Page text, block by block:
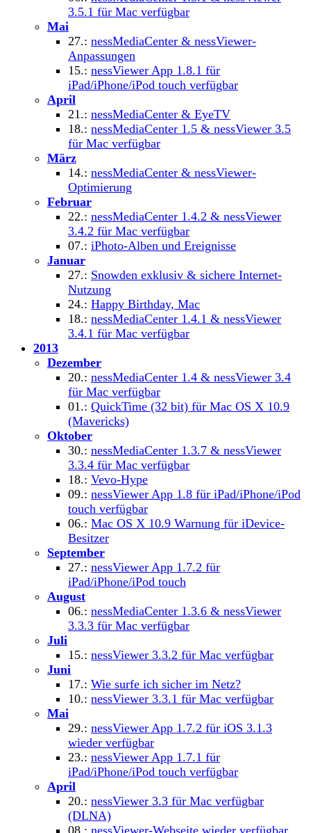
3.5.1 für Mac verfügbar
Mai
27.: nessMediaCenter & nessViewer-
Anpassungen
15.: nessViewer App 1.8.1 für
iPad/iPhone/iPod touch verfügbar
April
21.: nessMediaCenter & EyeTV
18.: nessMediaCenter 1.5 & nessViewer 3.5
für Mac verfügbar
März
14.: nessMediaCenter & nessViewer-
Optimierung
Februar
22.: nessMediaCenter 1.4.2 & nessViewer
3.4.2 für Mac verfügbar
07.: iPhoto-Alben und Ereignisse
Januar
27.: Snowden exklusiv & sichere Internet-
Nutzung
24.: Happy Birthday, Mac
18.: nessMediaCenter 1.4.1 & nessViewer
3.4.1 für Mac verfügbar
2013
Dezember
20.: nessMediaCenter 1.4 & nessViewer 3.4
für Mac verfügbar
01.: QuickTime (32 bit) für Mac OS X 10.9
(Mavericks)
Oktober
30.: nessMediaCenter 1.3.7 & nessViewer
3.3.4 für Mac verfügbar
18.: Vevo-Hype
09.: nessViewer App 1.8 für iPad/iPhone/iPod
touch verfügbar
06.: Mac OS X 10.9 Warnung für iDevice-
Besitzer
September
27.: nessViewer App 1.7.2 für
iPad/iPhone/iPod touch
August
06.: nessMediaCenter 1.3.6 & nessViewer
3.3.3 für Mac verfügbar
Juli
15.: nessViewer 3.3.2 für Mac verfügbar
Juni
17.: Wie surfe ich sicher im Netz?
10.: nessViewer 3.3.1 für Mac verfügbar
Mai
29.: nessViewer App 1.7.2 für iOS 3.1.3
wieder verfügbar
23.: nessViewer App 1.7.1 für
iPad/iPhone/iPod touch verfügbar
April
20.: nessViewer 3.3 für Mac verfügbar
(DLNA)
08.: nessViewer-Webseite wieder verfügbar